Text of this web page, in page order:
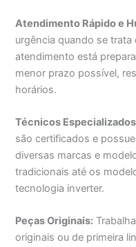
Atendimento Rápido e
urgência quando se
atendimento está
menor prazo possível,
horários.
Técnicos
são certificados e
diversas marcas e
tradicionais até os
tecnologia inverter.
Peças Originais:
originais ou de primeira